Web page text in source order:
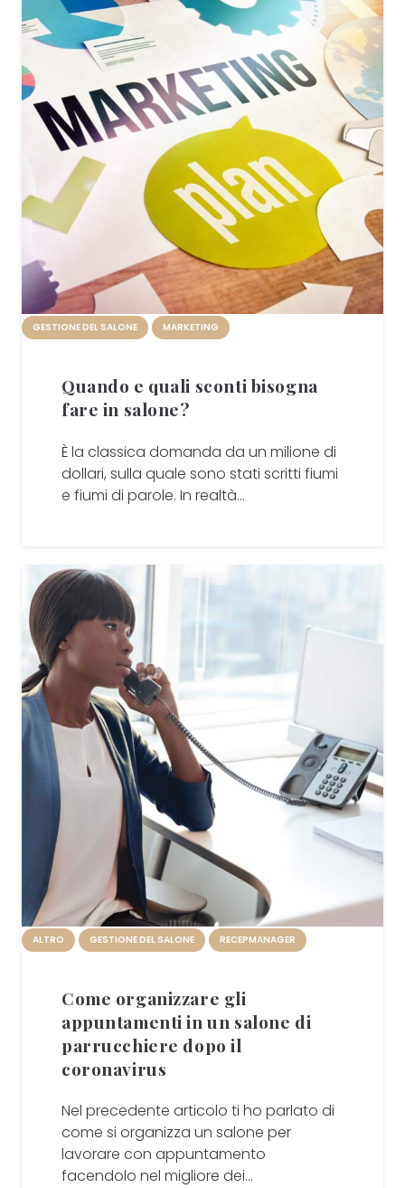
GESTIONE DEL SALONE MARKETING
Quando e quali sconti bisogna
fare in salone?
È la classica domanda da un milione di
dollari, sulla quale sono stati scritti fiumi
e fiumi di parole. In realtà…
ALTRO GESTIONE DEL SALONE RECEPMANAGER
Come organizzare gli
appuntamenti in un salone di
parrucchiere dopo il
coronavirus
Nel precedente articolo ti ho parlato di
come si organizza un salone per
lavorare con appuntamento
facendolo nel migliore dei…